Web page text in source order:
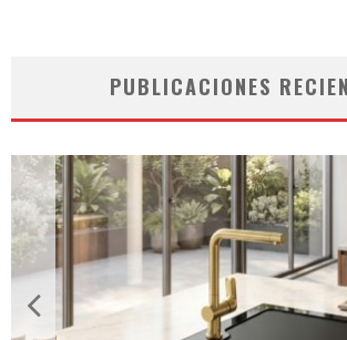
PUBLICACIONES